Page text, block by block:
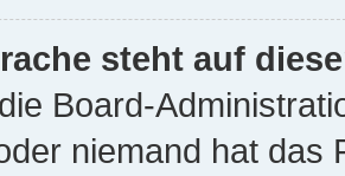
steht auf
Board-
niemand hat das